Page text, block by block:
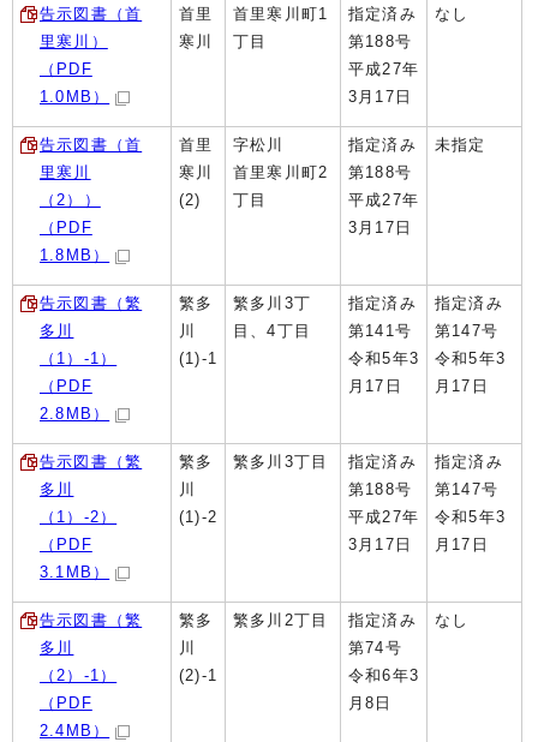
告示図書（首
里寒川）
（PDF
1.0MB）
首里
寒川
首里寒川町1
丁目
指定済み
第188号
平成27年
3月17日
なし
告示図書（首
里寒川
（2））
（PDF
1.8MB）
首里
寒川
(2)
字松川
首里寒川町2
丁目
指定済み
第188号
平成27年
3月17日
未指定
告示図書（繁
多川
（1）-1）
（PDF
2.8MB）
繁多
川
(1)-1
繁多川3丁
目、4丁目
指定済み
第141号
令和5年3
月17日
指定済み
第147号
令和5年3
月17日
告示図書（繁
多川
（1）-2）
（PDF
3.1MB）
繁多
川
(1)-2
繁多川3丁目
指定済み
第188号
平成27年
3月17日
指定済み
第147号
令和5年3
月17日
告示図書（繁
多川
（2）-1）
（PDF
2.4MB）
繁多
川
(2)-1
繁多川2丁目
指定済み
第74号
令和6年3
月8日
なし